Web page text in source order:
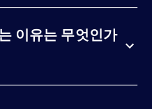
이유는 무엇인가